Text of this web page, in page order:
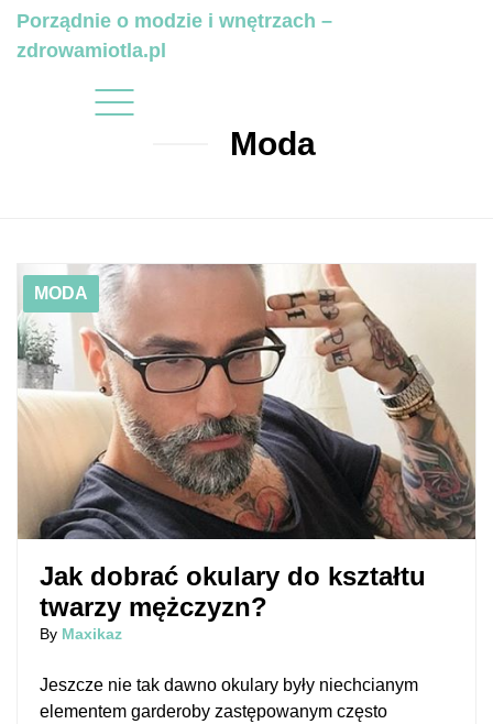
Porządnie o modzie i wnętrzach –
zdrowamiotla.pl
Moda
Jak dobrać okulary do kształtu twarzy mężczyzn?
Jak dobrać okulary do kształtu
twarzy mężczyzn?
01/14/2019
By Maxikaz
MODA
Jeszcze nie tak dawno okulary były niechcianym
elementem garderoby zastępowanym często